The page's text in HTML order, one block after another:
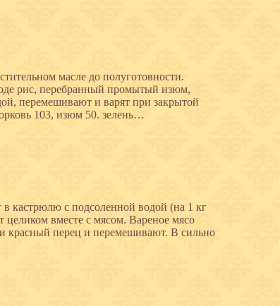
масле до полуготовности.
рис, перебранный промытый изюм,
перемешивают и варят при закрытой
103, изюм 50. зелень…
кастрюлю с подсоленной водой (на 1 кг
вместе с мясом. Вареное мясо
красный перец и перемешивают. В сильно